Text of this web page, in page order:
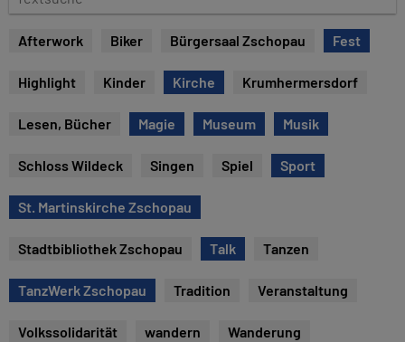
e
Afterwork Biker Bürgersaal Zschopau Fest
Highlight Kinder Kirche Krumhermersdorf
Lesen, Bücher Magie Museum Musik
Schloss Wildeck Singen Spiel Sport
St. Martinskirche Zschopau
Stadtbibliothek Zschopau Talk Tanzen
TanzWerk Zschopau Tradition Veranstaltung
Volkssolidarität wandern Wanderung